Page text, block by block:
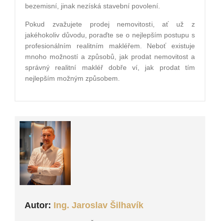
bezemisní, jinak nezíská stavební povolení.
Pokud zvažujete prodej nemovitosti, ať už z
jakéhokoliv důvodu, poraďte se o nejlepším postupu s
profesionálním realitním makléřem. Neboť existuje
mnoho možností a způsobů, jak prodat nemovitost a
správný realitní makléř dobře ví, jak prodat tím
nejlepším možným způsobem.
Autor: Ing. Jaroslav Šilhavík